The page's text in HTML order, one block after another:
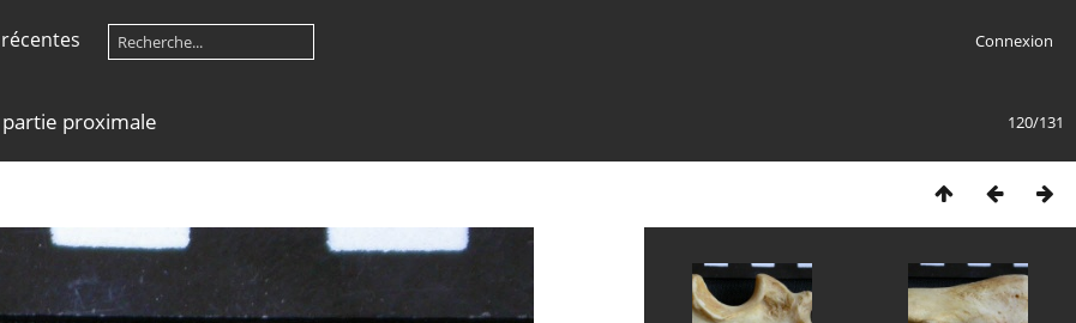
Connexion
120/131
partie proximale